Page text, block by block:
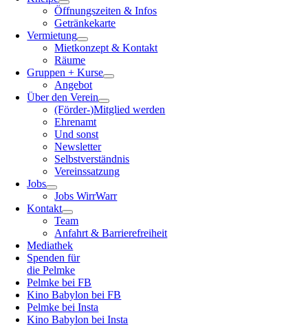
Öffnungszeiten & Infos
Getränkekarte
Vermietung
Mietkonzept & Kontakt
Räume
Gruppen + Kurse
Angebot
Über den Verein
(Förder-)Mitglied werden
Ehrenamt
Und sonst
Newsletter
Selbstverständnis
Vereinssatzung
Jobs
Jobs WirrWarr
Kontakt
Team
Anfahrt & Barrierefreiheit
Mediathek
Spenden für
die Pelmke
Pelmke bei FB
Kino Babylon bei FB
Pelmke bei Insta
Kino Babylon bei Insta